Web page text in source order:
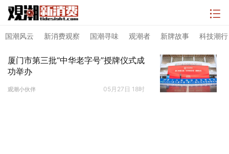
国潮风云 新消费观察 国潮寻味 观潮者 新牌故事 科技潮行
厦门市第三批“中华老字号”授牌仪式成
功举办
观潮小伙伴 05月27日 18时